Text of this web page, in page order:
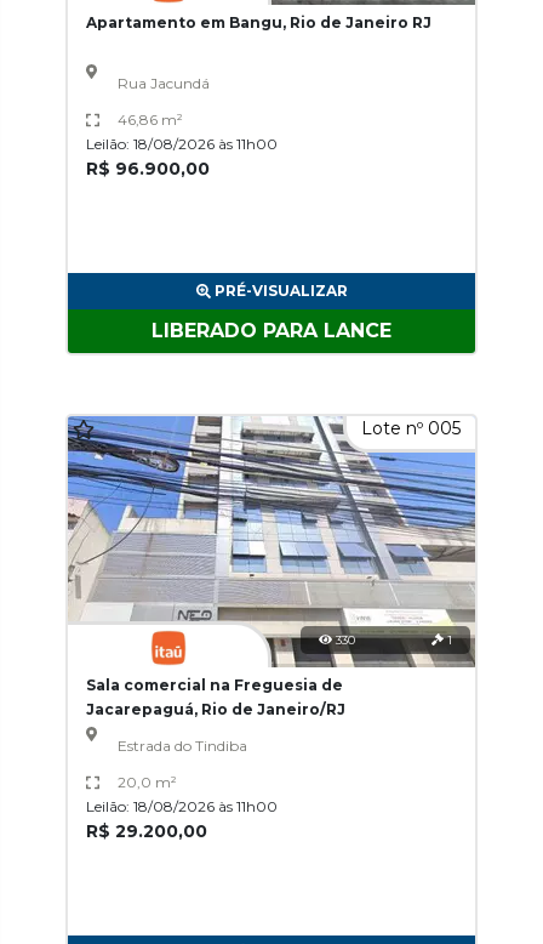
Apartamento em Bangu, Rio de Janeiro RJ
Rua Jacundá
46,86 m²
Leilão: 18/08/2026 às 11h00
R$ 96.900,00
PRÉ-VISUALIZAR
LIBERADO PARA LANCE
Lote nº 005
330 1
Sala comercial na Freguesia de
Jacarepaguá, Rio de Janeiro/RJ
Estrada do Tindiba
20,0 m²
Leilão: 18/08/2026 às 11h00
R$ 29.200,00